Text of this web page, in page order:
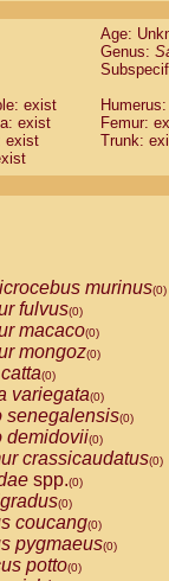
labiatus(0)
leucopus (0)
nigricollis (1)
oedipus
weddelli
spp.
(0)
(0)
(0)
(0)
(0)
(0)
(0)
(0)
(0)
(0)
(0)
lagothricha(0)
cana
calvus
Age:
Genus:
exist
exist
Femur:
exist
Trunk:
murinus(0)
fulvus(0)
macaco(0)
mongoz(0)
(0)
variegata(0)
senegalensis(0)
demidovii(0)
crassicaudatus(0)
spp.(0)
(0)
coucang(0)
pygmaeus(0)
potto(0)